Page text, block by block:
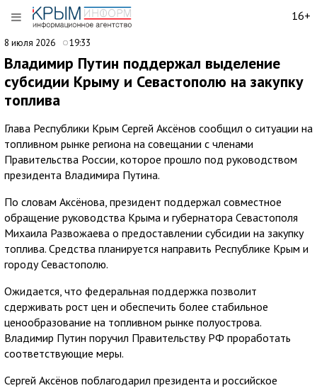
16+
8 июля 2026 19:33
Владимир Путин поддержал выделение
субсидии Крыму и Севастополю на закупку
топлива
Глава Республики Крым Сергей Аксёнов сообщил о ситуации на
топливном рынке региона на совещании с членами
Правительства России, которое прошло под руководством
президента Владимира Путина.
По словам Аксёнова, президент поддержал совместное
обращение руководства Крыма и губернатора Севастополя
Михаила Развожаева о предоставлении субсидии на закупку
топлива. Средства планируется направить Республике Крым и
городу Севастополю.
Ожидается, что федеральная поддержка позволит
сдерживать рост цен и обеспечить более стабильное
ценообразование на топливном рынке полуострова.
Владимир Путин поручил Правительству РФ проработать
соответствующие меры.
Сергей Аксёнов поблагодарил президента и российское